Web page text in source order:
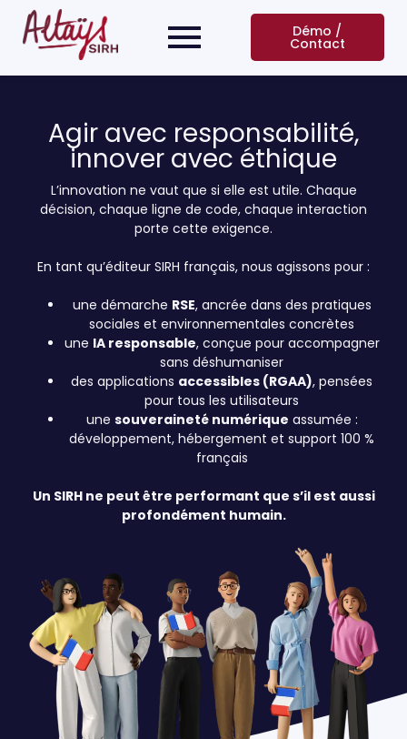
Démo /
Contact
Agir avec responsabilité,
innover avec éthique
L’innovation ne vaut que si elle est utile. Chaque
décision, chaque ligne de code, chaque interaction
porte cette exigence.
En tant qu’éditeur SIRH français, nous agissons pour :
une démarche RSE, ancrée dans des pratiques
sociales et environnementales concrètes
une IA responsable, conçue pour accompagner
sans déshumaniser
des applications accessibles (RGAA), pensées
pour tous les utilisateurs
une souveraineté numérique assumée :
développement, hébergement et support 100 %
français
Un SIRH ne peut être performant que s’il est aussi
profondément humain.